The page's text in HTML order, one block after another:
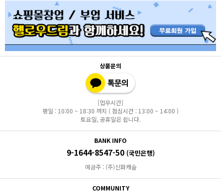
상품문의
[업무시간]
평일 : 10:00 ~ 18:30 까지 ( 점심시간 : 13:00 ~ 14:00 )
토요일, 공휴일은 쉽니다.
BANK INFO
9-1644-8547-50 (국민은행)
예금주 : (주)신화캐슬
COMMUNITY